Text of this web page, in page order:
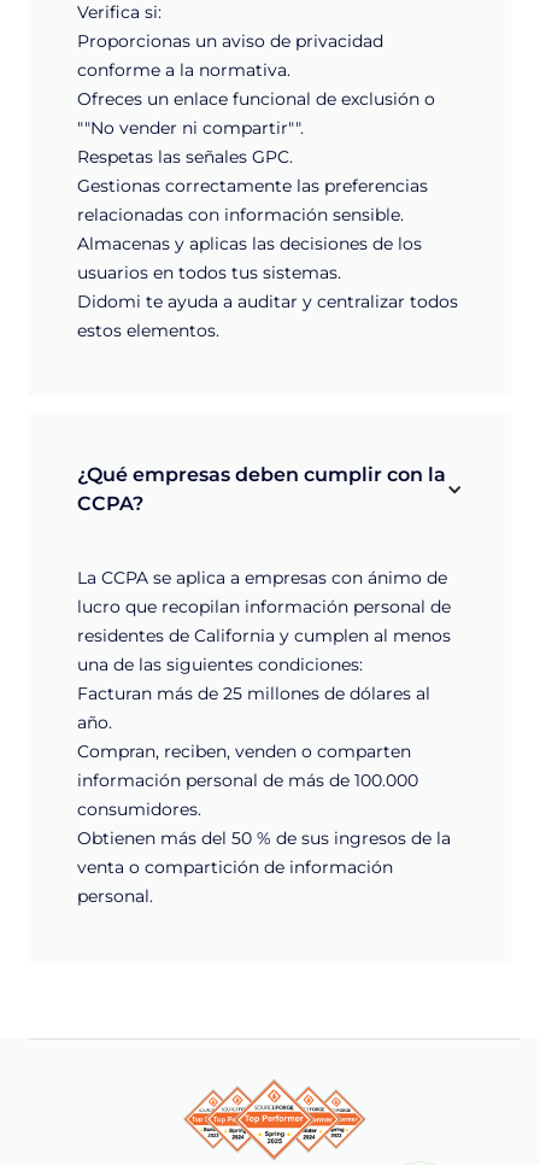
Verifica si:
Proporcionas un aviso de privacidad
conforme a la normativa.
Ofreces un enlace funcional de exclusión o
""No vender ni compartir"".
Respetas las señales GPC.
Gestionas correctamente las preferencias
relacionadas con información sensible.
Almacenas y aplicas las decisiones de los
usuarios en todos tus sistemas.
Didomi te ayuda a auditar y centralizar todos
estos elementos.
¿Qué empresas deben cumplir con la
CCPA?
La CCPA se aplica a empresas con ánimo de
lucro que recopilan información personal de
residentes de California y cumplen al menos
una de las siguientes condiciones:
Facturan más de 25 millones de dólares al
año.
Compran, reciben, venden o comparten
información personal de más de 100.000
consumidores.
Obtienen más del 50 % de sus ingresos de la
venta o compartición de información
personal.